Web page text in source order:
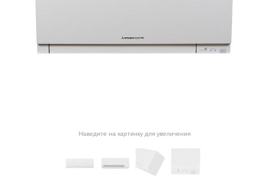
Наведите на картинку для увеличения